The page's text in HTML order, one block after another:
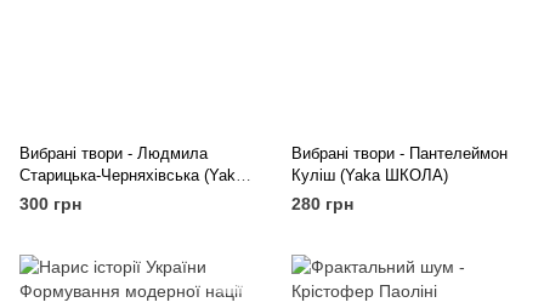
Вибрані твори - Людмила
Старицька-Черняхівська (Yaka
ШКОЛА)
300 грн
Вибрані твори - Пантелеймон
Куліш (Yaka ШКОЛА)
280 грн